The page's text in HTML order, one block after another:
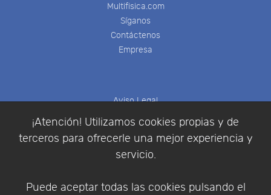
¡Atención! Utilizamos cookies propias y de
terceros para ofrecerle una mejor experiencia y
servicio.
Puede aceptar todas las cookies pulsando el
Multifisica.com
Síganos
Contáctenos
Empresa
Aviso Legal
Condiciones de compra
Identificarse